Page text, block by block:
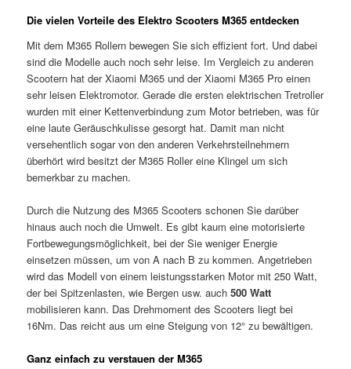
Die vielen Vorteile des Elektro Scooters M365 entdecken
Mit dem M365 Rollern bewegen Sie sich effizient fort. Und dabei
sind die Modelle auch noch sehr leise. Im Vergleich zu anderen
Scootern hat der Xiaomi M365 und der Xiaomi M365 Pro einen
sehr leisen Elektromotor. Gerade die ersten elektrischen Tretroller
wurden mit einer Kettenverbindung zum Motor betrieben, was für
eine laute Geräuschkulisse gesorgt hat. Damit man nicht
versehentlich sogar von den anderen Verkehrsteilnehmern
überhört wird besitzt der M365 Roller eine Klingel um sich
bemerkbar zu machen.
Durch die Nutzung des M365 Scooters schonen Sie darüber
hinaus auch noch die Umwelt. Es gibt kaum eine motorisierte
Fortbewegungsmöglichkeit, bei der Sie weniger Energie
einsetzen müssen, um von A nach B zu kommen. Angetrieben
wird das Modell von einem leistungsstarken Motor mit 250 Watt,
der bei Spitzenlasten, wie Bergen usw. auch500 Watt
mobilisieren kann. Das Drehmoment des Scooters liegt bei
16Nm. Das reicht aus um eine Steigung von 12° zu bewältigen.
Ganz einfach zu verstauen der M365